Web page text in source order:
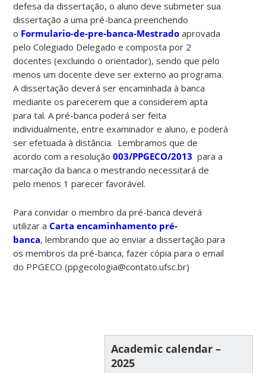
defesa da dissertação, o aluno deve submeter sua
dissertação a uma pré-banca preenchendo
o Formulario-de-pre-banca-Mestrado aprovada
pelo Colegiado Delegado e composta por 2
docentes (excluindo o orientador), sendo que pelo
menos um docente deve ser externo ao programa.
A dissertação deverá ser encaminhada à banca
mediante os parecerem que a considerem apta
para tal. A pré-banca poderá ser feita
individualmente, entre examinador e aluno, e poderá
ser efetuada à distância. Lembramos que de
acordo com a resolução003/PPGECO/2013 para a
marcação da banca o mestrando necessitará de
pelo menos 1 parecer favorável.
Para convidar o membro da pré-banca deverá
utilizar aCarta encaminhamento pré-
banca, lembrando que ao enviar a dissertação para
os membros da pré-banca, fazer cópia para o email
do PPGECO (ppgecologia@contato.ufsc.br)
Academic calendar –
2025